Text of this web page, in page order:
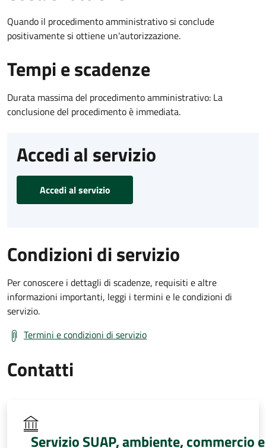
Quando il procedimento amministrativo si conclude
positivamente si ottiene un'autorizzazione.
Tempi e scadenze
Durata massima del procedimento amministrativo: La
conclusione del procedimento è immediata.
Accedi al servizio
Accedi al servizio
Condizioni di servizio
Per conoscere i dettagli di scadenze, requisiti e altre
informazioni importanti, leggi i termini e le condizioni di
servizio.
Termini e condizioni di servizio
Contatti
Servizio SUAP, ambiente, commercio e